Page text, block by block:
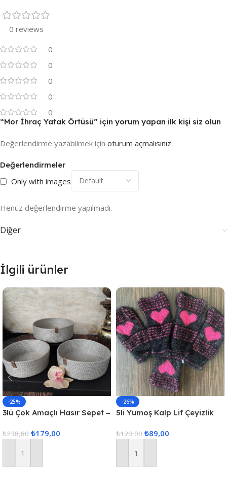
0 reviews
0
0
0
0
0
Değerlendirmeler
Only with images
Henüz değerlendirme yapılmadı.
“Mor İhraç Yatak Örtüsü” için yorum yapan ilk kişi siz olun
Değerlendirme yazabilmek için oturum açmalısınız.
Diğer
İlgili ürünler
-25%
3lü Çok Amaçlı Hasır Sepet –
₺238,80 ₺179,00
Sepete Ekle
-26%
5li Yumoş Kalp Lif Çeyizlik
₺120,00 ₺89,00
Sepete Ekle